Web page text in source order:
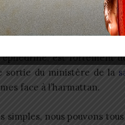
que l’automédication,
est fortement
sortie du ministère de la
face à l’harmattan.
simples, nous pouvons